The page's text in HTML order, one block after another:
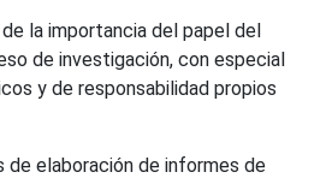
la importancia del papel del
de investigación, con especial
y de responsabilidad propios
elaboración de informes de